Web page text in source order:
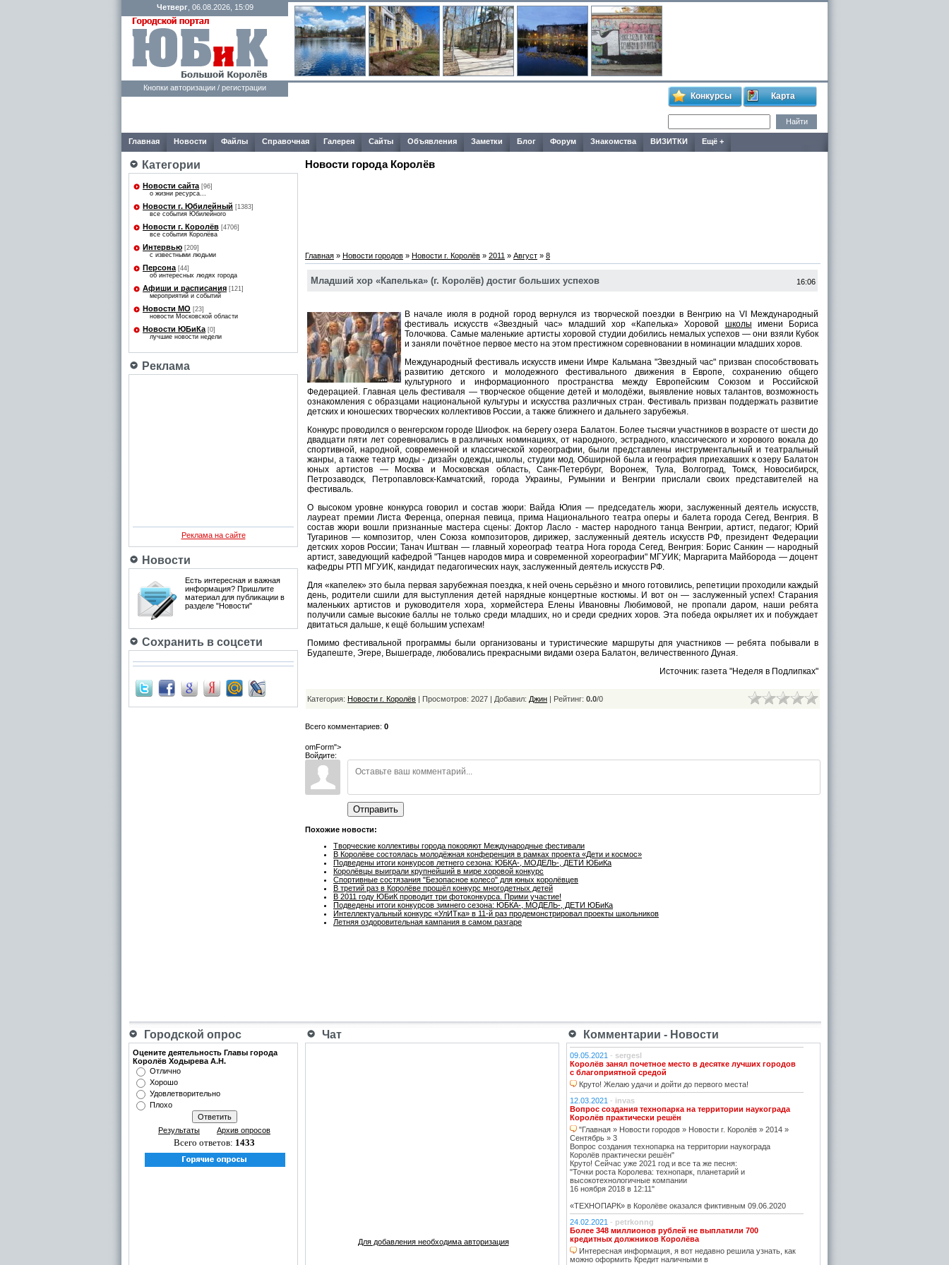
Четверг, 06.08.2026, 15:09
Кнопки авторизации / регистрации
Конкурсы Карта
Главная Новости Файлы Справочная Галерея Сайты Объявления Заметки Блог Форум Знакомства ВИЗИТКИ Ещё +
Категории
Новости сайта [96]
о жизни ресурса...
Новости г. Юбилейный [1383]
все события Юбилейного
Новости г. Королёв [4706]
все события Королёва
Интервью [209]
с известными людьми
Персона [44]
об интересных людях города
Афиши и расписания [121]
мероприятий и событий
Новости МО [23]
новости Московской области
Новости ЮБиКа [0]
лучшие новости недели
Реклама
Реклама на сайте
Новости
Есть интересная и важная
информация? Пришлите
материал для публикации в
разделе "Новости"
Сохранить в соцсети
Новости города Королёв
Главная » Новости городов » Новости г. Королёв » 2011 » Август » 8
Младший хор «Капелька» (г. Королёв) достиг больших успехов 16:06
В начале июля в родной город вернулся из творческой поездки в Венгрию на VI Международный
фестиваль искусств «Звездный час» младший хор «Капелька» Хоровой школы имени Бориса
Толочкова. Самые маленькие артисты хоровой студии добились немалых успехов — они взяли Кубок
и заняли почётное первое место на этом престижном соревновании в номинации младших хоров.
Международный фестиваль искусств имени Имре Кальмана "Звездный час" призван способствовать
развитию детского и молодежного фестивального движения в Европе, сохранению общего
культурного и информационного пространства между Европейским Союзом и Российской
Федерацией. Главная цель фестиваля — творческое общение детей и молодёжи, выявление новых талантов, возможность
ознакомления с образцами национальной культуры и искусства различных стран. Фестиваль призван поддержать развитие
детских и юношеских творческих коллективов России, а также ближнего и дальнего зарубежья.
Конкурс проводился о венгерском городе Шиофок. на берегу озера Балатон. Более тысячи участников в возрасте от шести до
двадцати пяти лет соревновались в различных номинациях, от народного, эстрадного, классического и хорового вокала до
спортивной, народной, современной и классической хореографии, были представлены инструментальный и театральный
жанры, а также театр моды - дизайн одежды, школы, студии мод. Обширной была и география приехавших к озеру Балатон
юных артистов — Москва и Московская область, Санк-Петербург, Воронеж, Тула, Волгоград, Томск, Новосибирск,
Петрозаводск, Петропавловск-Камчатский, города Украины, Румынии и Венгрии прислали своих представителей на
фестиваль.
О высоком уровне конкурса говорил и состав жюри: Вайда Юлия — председатель жюри, заслуженный деятель искусств,
лауреат премии Листа Ференца, оперная певица, прима Национального театра оперы и балета города Сегед, Венгрия. В
состав жюри вошли признанные мастера сцены: Доктор Ласло - мастер народного танца Венгрии, артист, педагог; Юрий
Тугаринов — композитор, член Союза композиторов, дирижер, заслуженный деятель искусств РФ, президент Федерации
детских хоров России; Танач Иштван — главный хореограф театра Нога города Сегед, Венгрия: Борис Санкин — народный
apтист, заведующий кафедрой "Танцев народов мира и современной хореографии" МГУИК; Маргарита Майборода — доцент
кафедры РТП МГУИК, кандидат педагогических наук, заслуженный деятель искусств РФ.
Для «капелек» это была первая зарубежная поездка, к ней очень серьёзно и много готовились, репетиции проходили каждый
день, родители сшили для выступления детей нарядные концертные костюмы. И вот он — заслуженный успех! Старания
маленьких артистов и руководителя хора, хормейстера Елены Ивановны Любимовой, не пропали даром, наши ребята
получили самые высокие баллы не только среди младших, но и среди средних хоров. Эта победа окрыляет их и побуждает
двитаться дальше, к ещё большим успехам!
Помимо фестивальной программы были организованы и туристические маршруты дпя участников — ребята побывали в
Будапеште, Эгере, Вышеграде, любовались прекрасными видами озера Балатон, величественного Дуная.
Источник: газета "Неделя в Подлипках"
Категория: Новости г. Королёв | Просмотров: 2027 | Добавил: Джин | Рейтинг: 0.0/0
Всего комментариев: 0
omForm">
Войдите:
Отправить
Похожие новости:
Творческие коллективы города покоряют Международные фестивали
В Королёве состоялась молодёжная конференция в рамках проекта «Дети и космос»
Подведены итоги конкурсов летнего сезона: ЮБКА-, МОДЕЛЬ-, ДЕТИ ЮБиКа
Королёвцы выиграли крупнейший в мире хоровой конкурс
Спортивные состязания "Безопасное колесо" для юных королёвцев
В третий раз в Королёве прошёл конкурс многодетных детей
В 2011 году ЮБиК проводит три фотоконкурса. Прими участие!
Подведены итоги конкурсов зимнего сезона: ЮБКА-, МОДЕЛЬ-, ДЕТИ ЮБиКа
Интеллектуальный конкурс «УлИТка» в 11-й раз продемонстрировал проекты школьников
Летняя оздоровительная кампания в самом разгаре
Городской опрос Чат Комментарии - Новости
Оцените деятельность Главы города
Королёв Ходырева А.Н.
Отлично
Хорошо
Удовлетворительно
Плохо
Результаты Архив опросов
Всего ответов: 1433
Для добавления необходима авторизация
09.05.2021 - sergesl
Королёв занял почетное место в десятке лучших городов
с благоприятной средой
Круто! Желаю удачи и дойти до первого места!
12.03.2021 - invas
Вопрос создания технопарка на территории наукограда
Королёв практически решён
"Главная » Новости городов » Новости г. Королёв » 2014 »
Сентябрь » 3
Вопрос создания технопарка на территории наукограда
Королёв практически решён"
Круто! Сейчас уже 2021 год и все та же песня:
"Точки роста Королева: технопарк, планетарий и
высокотехнологичные компании
16 ноября 2018 в 12:11"
«ТЕХНОПАРК» в Королёве оказался фиктивным 09.06.2020
24.02.2021 - petrkonng
Более 348 миллионов рублей не выплатили 700
кредитных должников Королёва
Интересная информация, я вот недавно решила узнать, как
можно оформить Кредит наличными в